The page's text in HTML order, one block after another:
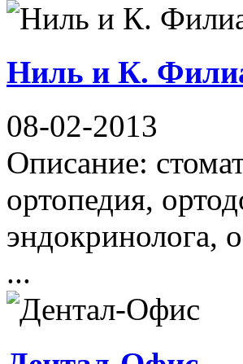
Ниль и К.
08-02-2013
Описание:
ортопедия,
эндокринолога,
...